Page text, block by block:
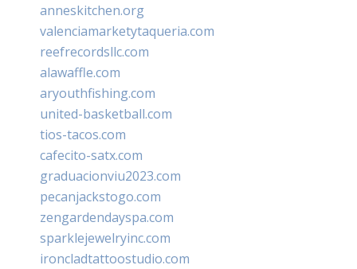
anneskitchen.org
valenciamarketytaqueria.com
reefrecordsllc.com
alawaffle.com
aryouthfishing.com
united-basketball.com
tios-tacos.com
cafecito-satx.com
graduacionviu2023.com
pecanjackstogo.com
zengardendayspa.com
sparklejewelryinc.com
ironcladtattoostudio.com